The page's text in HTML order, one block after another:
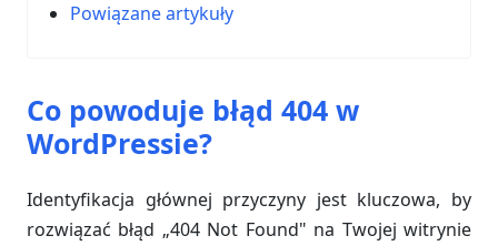
Powiązane artykuły
Co powoduje błąd 404 w
WordPressie?
Identyfikacja głównej przyczyny jest kluczowa, by
rozwiązać błąd „404 Not Found" na Twojej witrynie